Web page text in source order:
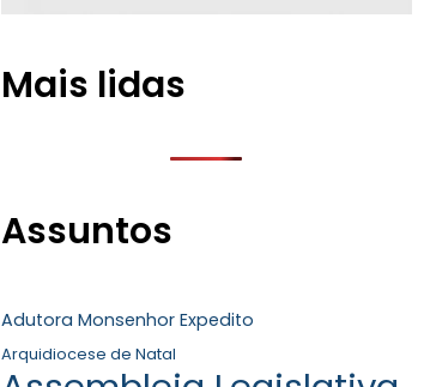
Mais lidas
Assuntos
Adutora Monsenhor Expedito
Arquidiocese de Natal